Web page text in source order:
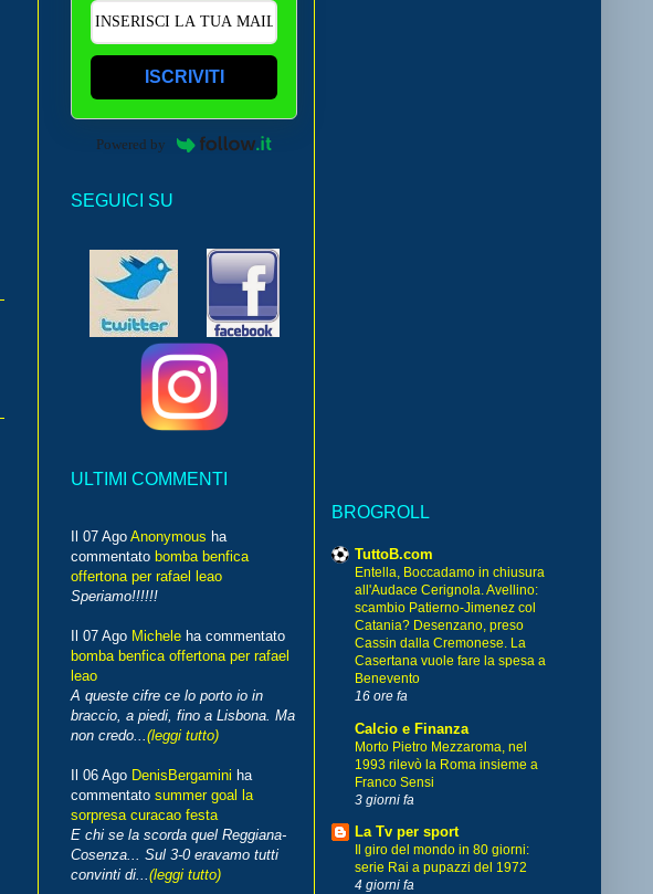
ISCRIVITI
Powered by
SEGUICI SU
ULTIMI COMMENTI
Il 07 Ago Anonymous ha
commentato bomba benfica
offertona per rafael leao
Speriamo!!!!!!
Il 07 Ago Michele ha commentato
bomba benfica offertona per rafael
leao
A queste cifre ce lo porto io in
braccio, a piedi, fino a Lisbona. Ma
non credo...(leggi tutto)
Il 06 Ago DenisBergamini ha
commentato summer goal la
sorpresa curacao festa
E chi se la scorda quel Reggiana-
Cosenza... Sul 3-0 eravamo tutti
convinti di...(leggi tutto)
BROGROLL
TuttoB.com
Entella, Boccadamo in chiusura
all'Audace Cerignola. Avellino:
scambio Patierno-Jimenez col
Catania? Desenzano, preso
Cassin dalla Cremonese. La
Casertana vuole fare la spesa a
Benevento
16 ore fa
Calcio e Finanza
Morto Pietro Mezzaroma, nel
1993 rilevò la Roma insieme a
Franco Sensi
3 giorni fa
La Tv per sport
Il giro del mondo in 80 giorni:
serie Rai a pupazzi del 1972
4 giorni fa